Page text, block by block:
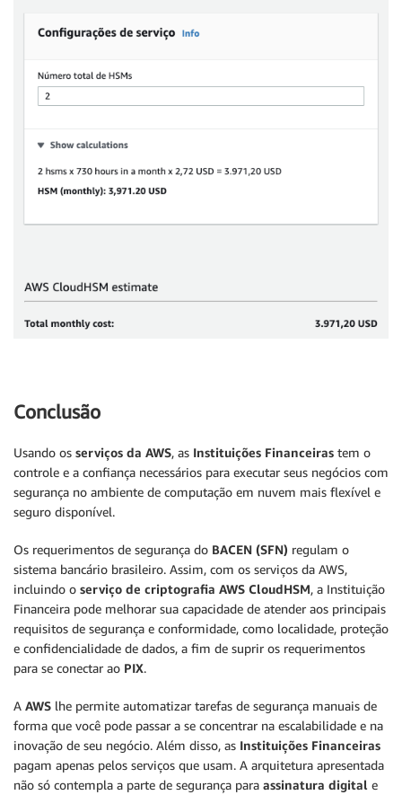
Conclusão
Usando os serviços da AWS, as Instituições Financeiras tem o
controle e a confiança necessários para executar seus negócios com
segurança no ambiente de computação em nuvem mais flexível e
seguro disponível.
Os requerimentos de segurança do BACEN (SFN) regulam o
sistema bancário brasileiro. Assim, com os serviços da AWS,
incluindo o serviço de criptografia AWS CloudHSM, a Instituição
Financeira pode melhorar sua capacidade de atender aos principais
requisitos de segurança e conformidade, como localidade, proteção
e confidencialidade de dados, a fim de suprir os requerimentos
para se conectar ao PIX.
A AWS lhe permite automatizar tarefas de segurança manuais de
forma que você pode passar a se concentrar na escalabilidade e na
inovação de seu negócio. Além disso, as Instituições Financeiras
pagam apenas pelos serviços que usam. A arquitetura apresentada
não só contempla a parte de segurança para assinatura digital e